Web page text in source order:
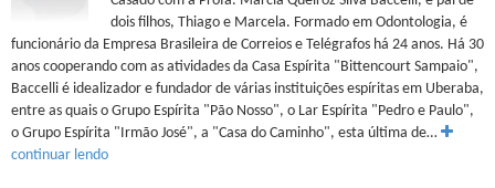
dois filhos, Thiago e Marcela. Formado em Odontologia, é
funcionário da Empresa Brasileira de Correios e Telégrafos há 24 anos. Há 30
anos cooperando com as atividades da Casa Espírita "Bittencourt Sampaio",
Baccelli é idealizador e fundador de várias instituições espíritas em Uberaba,
entre as quais o Grupo Espírita "Pão Nosso", o Lar Espírita "Pedro e Paulo",
o Grupo Espírita "Irmão José", a "Casa do Caminho", esta última de…
continuar lendo